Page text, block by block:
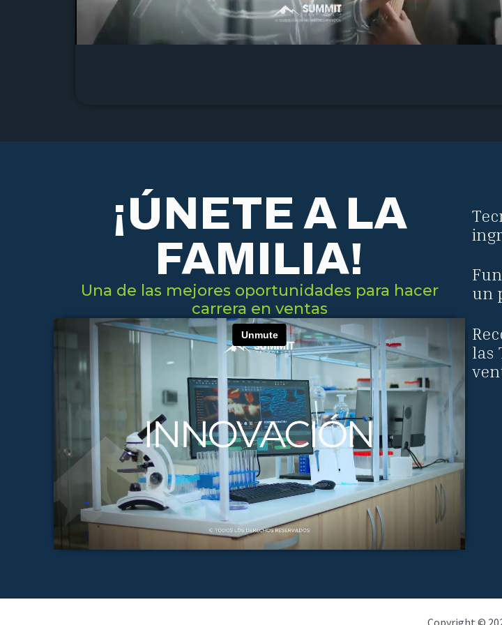
¡ÚNETE A LA
FAMILIA!
Una de las mejores oportunidades para hacer
carrera en ventas
un
las